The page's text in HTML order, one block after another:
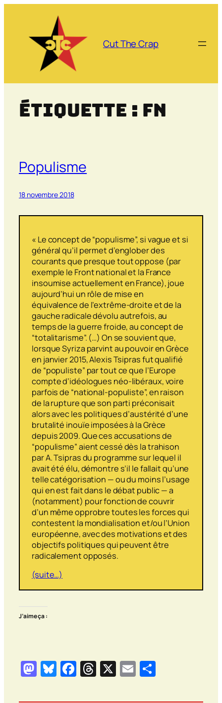
contenu
Cut The Crap
Étiquette : FN
Populisme
18 novembre 2018
« Le concept de “populisme”, si vague et si
général qu’il permet d’englober des
courants que presque tout oppose (par
exemple le Front national et la France
insoumise actuellement en France), joue
aujourd’hui un rôle de mise en
équivalence de l’extrême-droite et de la
gauche radicale dévolu autrefois, au
temps de la guerre froide, au concept de
“totalitarisme”. (…) On se souvient que,
lorsque Syriza parvint au pouvoir en Grèce
en janvier 2015, Alexis Tsipras fut qualifié
de “populiste” par tout ce que l’Europe
compte d’idéologues néo-libéraux, voire
parfois de “national-populiste”, en raison
de la rupture que son parti préconisait
alors avec les politiques d’austérité d’une
brutalité inouïe imposées à la Grèce
depuis 2009. Que ces accusations de
“populisme” aient cessé dès la trahison
par A. Tsipras du programme sur lequel il
avait été élu, démontre s’il le fallait qu’une
telle catégorisation — ou du moins l’usage
qui en est fait dans le débat public — a
(notamment) pour fonction de couvrir
d’un même opprobre toutes les forces qui
contestent la mondialisation et/ou l’Union
européenne, avec des motivations et des
objectifs politiques qui peuvent être
radicalement opposés.
(suite…)
J’aime ça :
Mastodon
Bluesky
Facebook
Threads
X Email